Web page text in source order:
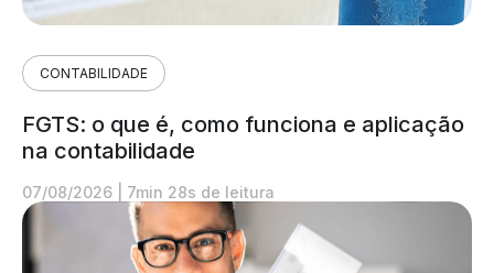
CONTABILIDADE
FGTS: o que é, como funciona e aplicação
na contabilidade
07/08/2026 7min 28s de leitura